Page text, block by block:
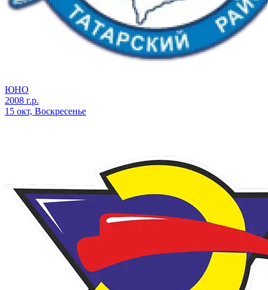
ЮНО
2008 г.р.
15 окт, Воскресенье